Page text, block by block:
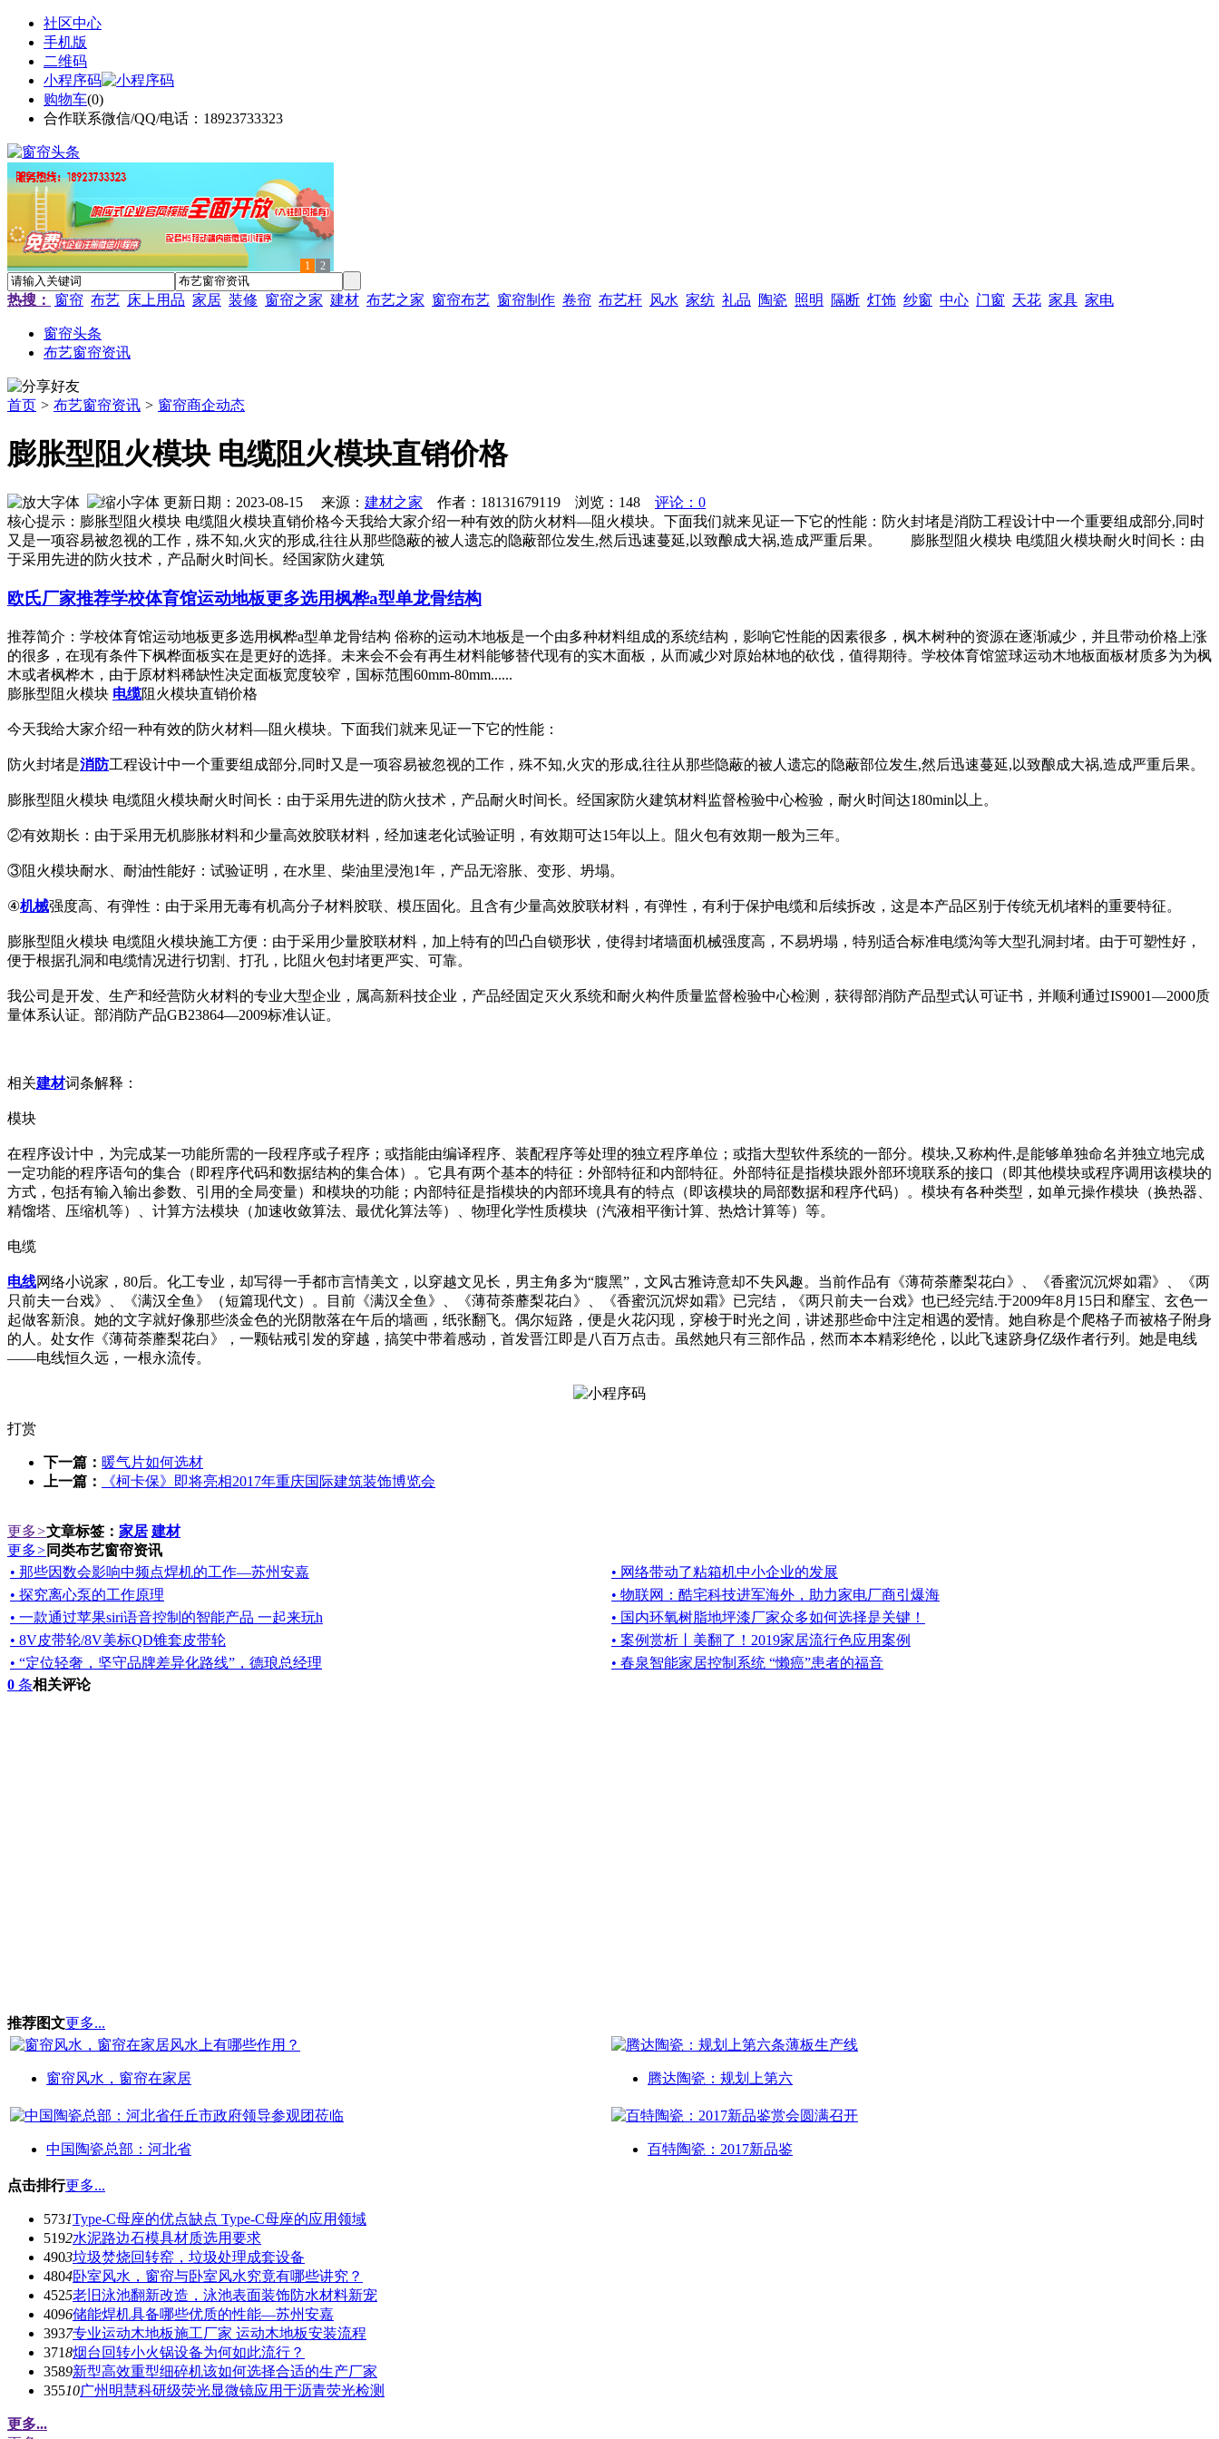
社区中心
手机版
二维码
小程序码
购物车(0)
合作联系微信/QQ/电话：18923733323
1 2
热搜： 窗帘 布艺 床上用品 家居 装修 窗帘之家 建材 布艺之家 窗帘布艺 窗帘制作 卷帘 布艺杆 风水 家纺 礼品 陶瓷 照明 隔断 灯饰 纱窗 中心 门窗 天花 家具 家电
窗帘头条
布艺窗帘资讯
首页 > 布艺窗帘资讯 > 窗帘商企动态
膨胀型阻火模块 电缆阻火模块直销价格
更新日期：2023-08-15 来源： 建材之家 作者：18131679119 浏览： 148
评论：0
核心提示：膨胀型阻火模块 电缆阻火模块直销价格今天我给大家介绍一种有效的防火材料—阻火模块。下面我们就来见证一下它的性能：防火封堵是消防工程设计中一个重要组成部分,同时
又是一项容易被忽视的工作，殊不知,火灾的形成,往往从那些隐蔽的被人遗忘的隐蔽部位发生,然后迅速蔓延,以致酿成大祸,造成严重后果。 膨胀型阻火模块 电缆阻火模块耐火时间长：由
于采用先进的防火技术，产品耐火时间长。经国家防火建筑
欧氏厂家推荐学校体育馆运动地板更多选用枫桦a型单龙骨结构
推荐简介：学校体育馆运动地板更多选用枫桦a型单龙骨结构 俗称的运动木地板是一个由多种材料组成的系统结构，影响它性能的因素很多，枫木树种的资源在逐渐减少，并且带动价格上涨
的很多，在现有条件下枫桦面板实在是更好的选择。未来会不会有再生材料能够替代现有的实木面板，从而减少对原始林地的砍伐，值得期待。学校体育馆篮球运动木地板面板材质多为为枫
木或者枫桦木，由于原材料稀缺性决定面板宽度较窄，国标范围60mm-80mm......
膨胀型阻火模块 电缆阻火模块直销价格
今天我给大家介绍一种有效的防火材料—阻火模块。下面我们就来见证一下它的性能：
防火封堵是消防工程设计中一个重要组成部分,同时又是一项容易被忽视的工作，殊不知,火灾的形成,往往从那些隐蔽的被人遗忘的隐蔽部位发生,然后迅速蔓延,以致酿成大祸,造成严重后果。
膨胀型阻火模块 电缆阻火模块耐火时间长：由于采用先进的防火技术，产品耐火时间长。经国家防火建筑材料监督检验中心检验，耐火时间达180min以上。
②有效期长：由于采用无机膨胀材料和少量高效胶联材料，经加速老化试验证明，有效期可达15年以上。阻火包有效期一般为三年。
③阻火模块耐水、耐油性能好：试验证明，在水里、柴油里浸泡1年，产品无溶胀、变形、坍塌。
④机械强度高、有弹性：由于采用无毒有机高分子材料胶联、模压固化。且含有少量高效胶联材料，有弹性，有利于保护电缆和后续拆改，这是本产品区别于传统无机堵料的重要特征。
膨胀型阻火模块 电缆阻火模块施工方便：由于采用少量胶联材料，加上特有的凹凸自锁形状，使得封堵墙面机械强度高，不易坍塌，特别适合标准电缆沟等大型孔洞封堵。由于可塑性好，
便于根据孔洞和电缆情况进行切割、打孔，比阻火包封堵更严实、可靠。
我公司是开发、生产和经营防火材料的专业大型企业，属高新科技企业，产品经固定灭火系统和耐火构件质量监督检验中心检测，获得部消防产品型式认可证书，并顺利通过IS9001—2000质
量体系认证。部消防产品GB23864—2009标准认证。
相关建材词条解释：
模块
在程序设计中，为完成某一功能所需的一段程序或子程序；或指能由编译程序、装配程序等处理的独立程序单位；或指大型软件系统的一部分。模块,又称构件,是能够单独命名并独立地完成
一定功能的程序语句的集合（即程序代码和数据结构的集合体）。它具有两个基本的特征：外部特征和内部特征。外部特征是指模块跟外部环境联系的接口（即其他模块或程序调用该模块的
方式，包括有输入输出参数、引用的全局变量）和模块的功能；内部特征是指模块的内部环境具有的特点（即该模块的局部数据和程序代码）。模块有各种类型，如单元操作模块（换热器、
精馏塔、压缩机等）、计算方法模块（加速收敛算法、最优化算法等）、物理化学性质模块（汽液相平衡计算、热焓计算等）等。
电缆
电线网络小说家，80后。化工专业，却写得一手都市言情美文，以穿越文见长，男主角多为“腹黑”，文风古雅诗意却不失风趣。当前作品有《薄荷荼蘼梨花白》、《香蜜沉沉烬如霜》、《两
只前夫一台戏》、《满汉全鱼》（短篇现代文）。目前《满汉全鱼》、《薄荷荼蘼梨花白》、《香蜜沉沉烬如霜》已完结，《两只前夫一台戏》也已经完结.于2009年8月15日和靡宝、玄色一
起做客新浪。她的文字就好像那些淡金色的光阴散落在午后的墙画，纸张翻飞。偶尔短路，便是火花闪现，穿梭于时光之间，讲述那些命中注定相遇的爱情。她自称是个爬格子而被格子附身
的人。处女作《薄荷荼蘼梨花白》，一颗钻戒引发的穿越，搞笑中带着感动，首发晋江即是八百万点击。虽然她只有三部作品，然而本本精彩绝伦，以此飞速跻身亿级作者行列。她是电线
——电线恒久远，一根永流传。
打赏
下一篇： 暖气片如何选材
上一篇：
《柯卡保》即将亮相2017年重庆国际建筑装饰博览会
更多>文章标签： 家居 建材
更多> 同类布艺窗帘资讯
• 那些因数会影响中频点焊机的工作—苏州安嘉
• 网络带动了粘箱机中小企业的发展
• 探究离心泵的工作原理
• 物联网：酷宅科技进军海外，助力家电厂商引爆海
• 一款通过苹果siri语音控制的智能产品 一起来玩h
• 国内环氧树脂地坪漆厂家众多如何选择是关键！
• 8V皮带轮/8V美标QD锥套皮带轮
• 案例赏析丨美翻了！2019家居流行色应用案例
• “定位轻奢，坚守品牌差异化路线”，德琅总经理
• 春泉智能家居控制系统 “懒癌”患者的福音
0 条相关评论
推荐图文更多...
窗帘风水，窗帘在家居 腾达陶瓷：规划上第六
中国陶瓷总部：河北省 百特陶瓷：2017新品鉴
点击排行更多...
5731Type-C母座的优点缺点 Type-C母座的应用领域
5192水泥路边石模具材质选用要求
4903垃圾焚烧回转窑，垃圾处理成套设备
4804卧室风水，窗帘与卧室风水究竟有哪些讲究？
4525老旧泳池翻新改造，泳池表面装饰防水材料新宠
4096储能焊机具备哪些优质的性能—苏州安嘉
3937专业运动木地板施工厂家 运动木地板安装流程
3718烟台回转小火锅设备为何如此流行？
3589新型高效重型细碎机该如何选择合适的生产厂家
35510广州明慧科研级荧光显微镜应用于沥青荧光检测
更多...